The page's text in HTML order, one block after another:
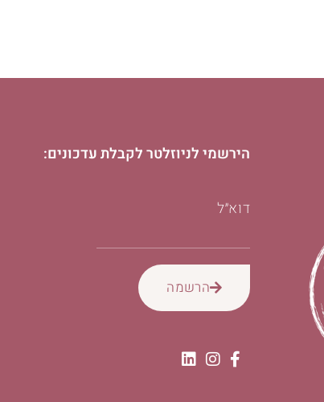
הירשמי לניוזלטר לקבלת עדכונים:
דוא״ל
הרשמה